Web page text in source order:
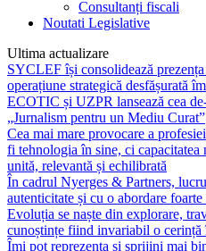
Consultanți fiscali
Noutati Legislative
Ultima actualizare
SYCLEF își consolidează
operațiune strategică desfășurată
ECOTIC și UZPR lansează cea
„Jurnalism pentru un Mediu Curat”
Cea mai mare provocare a
fi tehnologia în sine, ci capacitatea
unită, relevantă și echilibrată
În cadrul Nyerges & Partners,
autenticitate și cu o abordare
Evoluția se naște din explorare,
cunoștințe fiind invariabil o
Îmi pot reprezenta și sprijini mai